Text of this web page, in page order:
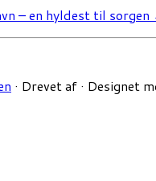
– en hyldest til sorgen
· Drevet af · Designet